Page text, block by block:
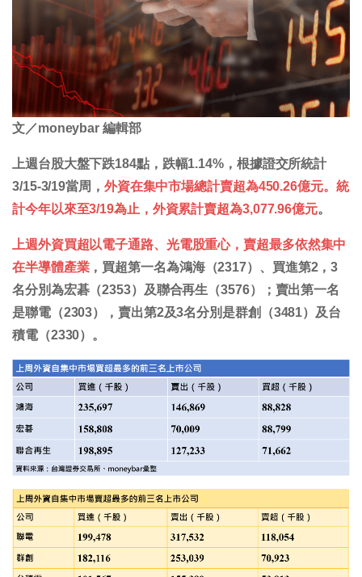
文／moneybar 編輯部
上週台股大盤下跌184點，跌幅1.14%，根據證交所統計
3/15-3/19當周， 外資在集中市場總計賣超為450.26億元。統
計今年以來至3/19為止，外資累計賣超為3,077.96億元。
上週外資買超以電子通路、光電股重心，賣超最多依然集中
在半導體產業，買超第一名為鴻海（2317）、買進第2，3
名分別為宏碁（2353）及聯合再生（3576）；賣出第一名
是聯電（2303），賣出第2及3名分別是群創（3481）及台
積電（2330）。